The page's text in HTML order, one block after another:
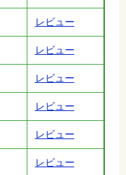
レビュー
レビュー
レビュー
レビュー
レビュー
レビュー